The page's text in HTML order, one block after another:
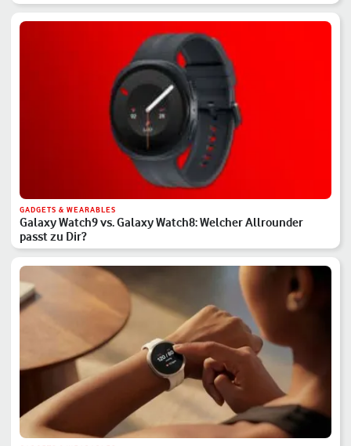
GADGETS & WEARABLES
Galaxy Watch9 vs. Galaxy Watch8: Welcher Allrounder
passt zu Dir?